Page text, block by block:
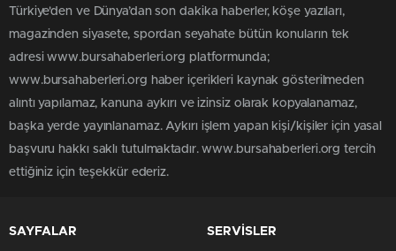
Türkiye'den ve Dünya’dan son dakika haberler, köşe yazıları,
magazinden siyasete, spordan seyahate bütün konuların tek
adresi www.bursahaberleri.org platformunda;
www.bursahaberleri.org haber içerikleri kaynak gösterilmeden
alıntı yapılamaz, kanuna aykırı ve izinsiz olarak kopyalanamaz,
başka yerde yayınlanamaz. Aykırı işlem yapan kişi/kişiler için yasal
başvuru hakkı saklı tutulmaktadır. www.bursahaberleri.org tercih
ettiğiniz için teşekkür ederiz.
SAYFALAR SERVİSLER